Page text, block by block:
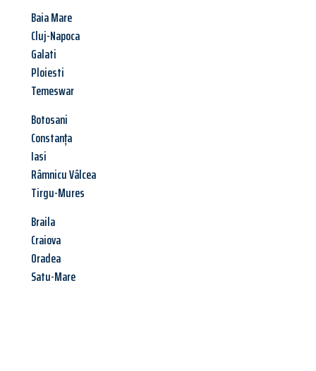
Baia Mare
Cluj-Napoca
Galati
Ploiesti
Temeswar
Botosani
Constanța
Iasi
Râmnicu Vâlcea
Tirgu-Mures
Braila
Craiova
Oradea
Satu-Mare